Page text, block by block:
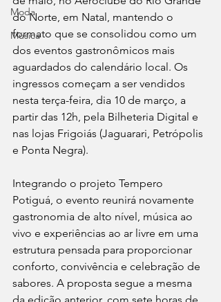
Moda
Música
do Norte, em Natal, mantendo o
formato que se consolidou como um
dos eventos gastronômicos mais
aguardados do calendário local. Os
ingressos começam a ser vendidos
nesta terça-feira, dia 10 de março, a
partir das 12h, pela Bilheteria Digital e
nas lojas Frigoiás (Jaguarari, Petrópolis
e Ponta Negra).
Integrando o projeto Tempero
Potiguá, o evento reunirá novamente
gastronomia de alto nível, música ao
vivo e experiências ao ar livre em uma
estrutura pensada para proporcionar
conforto, convivência e celebração de
sabores. A proposta segue a mesma